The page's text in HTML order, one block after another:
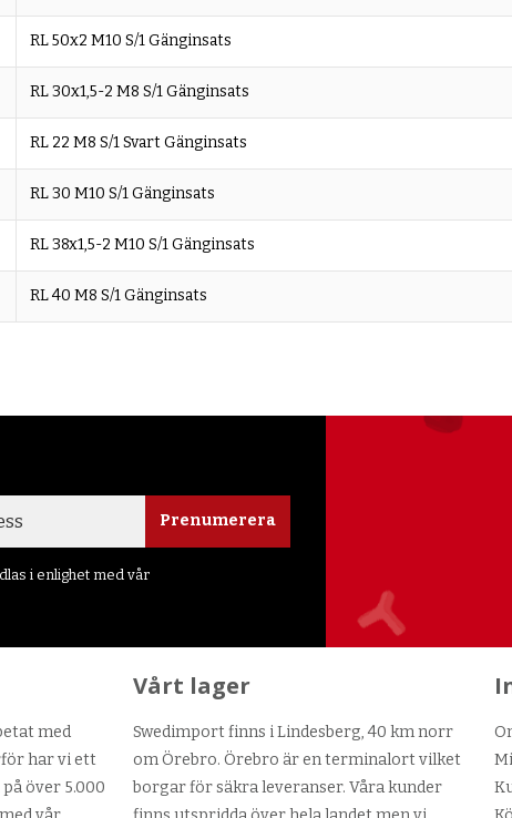
RL 50x2 M10 S/1 Gänginsats
RL 30x1,5-2 M8 S/1 Gänginsats
RL 22 M8 S/1 Svart Gänginsats
RL 30 M10 S/1 Gänginsats
RL 38x1,5-2 M10 S/1 Gänginsats
RL 40 M8 S/1 Gänginsats
Prenumerera
i enlighet med vår
med
har vi ett
över 5.000
Vårt lager
Swedimport finns i Lindesberg, 40 km norr
om Örebro. Örebro är en terminalort vilket
borgar för säkra leveranser. Våra kunder